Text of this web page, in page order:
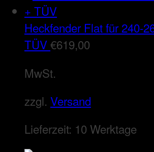
Heckfender Flat für 240-
TÜV€619,00
MwSt.
zzgl. Versand
Lieferzeit: 10 Werktage